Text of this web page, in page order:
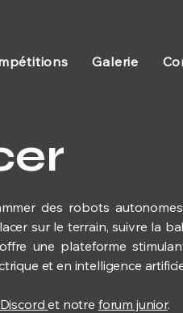
Galerie
des robots
sur le terrain, suivre la
une plateforme
et en intelligence
Discordet notre forum junior.